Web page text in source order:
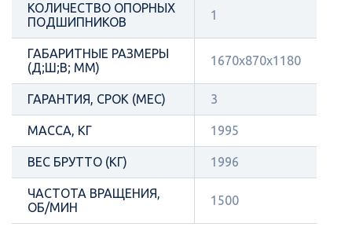
КОЛИЧЕСТВО ОПОРНЫХ
ПОДШИПНИКОВ
1
ГАБАРИТНЫЕ РАЗМЕРЫ
(Д;Ш;В; ММ)
1670x870x1180
ГАРАНТИЯ, СРОК (МЕС) 3
МАССА, КГ 1995
ВЕС БРУТТО (КГ) 1996
ЧАСТОТА ВРАЩЕНИЯ,
ОБ/МИН
1500